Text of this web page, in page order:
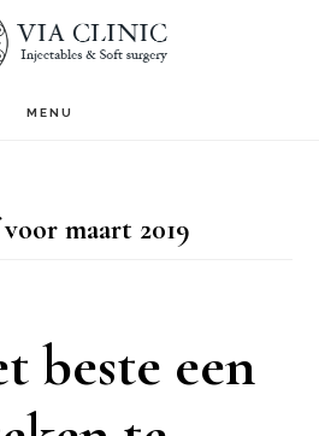
MENU
maart 2019
beste een